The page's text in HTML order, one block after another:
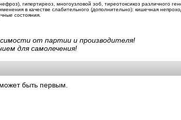
гипертиреоз, многоузловой зоб, тиреотоксикоз различного
в качестве слабительного (дополнительно): кишечная
состояния.
от партии и производителя!
для самолечения!
быть первым.